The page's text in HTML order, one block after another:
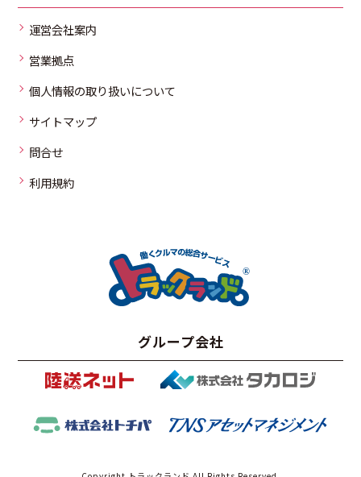
運営会社案内
営業拠点
個人情報の取り扱いについて
サイトマップ
問合せ
利用規約
グループ会社